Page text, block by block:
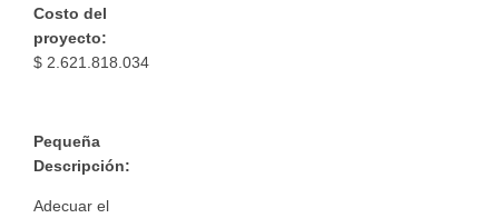
Costo del
proyecto:
$ 2.621.818.034
Pequeña
Descripción:
Adecuar el